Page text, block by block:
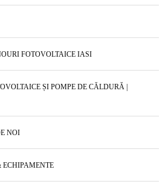
FOTOVOLTAICE IASI
ȘI POMPE DE CĂLDURĂ |
NOI